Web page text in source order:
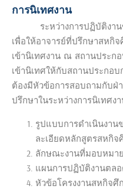
การนิเทศงาน
ระหว่างการปฏิบัติงานข
เพื่อให้อาจารย์ที่ปรึกษาสหกิจ
เข้านิเทศงาน ณ สถานประก
เข้านิเทศให้กับสถานประก
ต้องมีหัวข้อการสอบถามกับฝ่
ปรึกษาในระหว่างการนิเทศง
รูปแบบการดำเนินงา
ละเอียดหลักสูตรสหกิจ
ลักษณะงานที่มอบหมา
แผนการปฏิบัติงานตลอ
หัวข้อโครงงานสหกิจศึ